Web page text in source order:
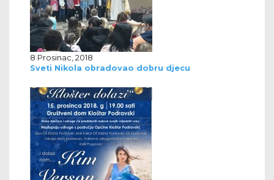
8 Prosinac, 2018
Sveti Nikola obradovao dobru djecu